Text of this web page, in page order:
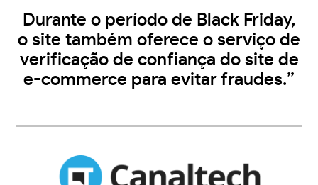
Durante o período de Black Friday,
o site também oferece o serviço de
verificação de confiança do site de
e-commerce para evitar fraudes.”